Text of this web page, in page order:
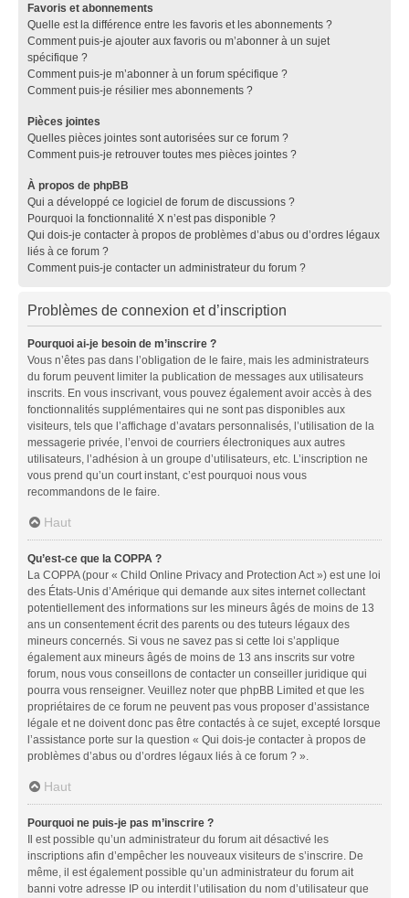
Favoris et abonnements
Quelle est la différence entre les favoris et les abonnements ?
Comment puis-je ajouter aux favoris ou m’abonner à un sujet
spécifique ?
Comment puis-je m’abonner à un forum spécifique ?
Comment puis-je résilier mes abonnements ?
Pièces jointes
Quelles pièces jointes sont autorisées sur ce forum ?
Comment puis-je retrouver toutes mes pièces jointes ?
À propos de phpBB
Qui a développé ce logiciel de forum de discussions ?
Pourquoi la fonctionnalité X n’est pas disponible ?
Qui dois-je contacter à propos de problèmes d’abus ou d’ordres légaux
liés à ce forum ?
Comment puis-je contacter un administrateur du forum ?
Problèmes de connexion et d’inscription
Pourquoi ai-je besoin de m’inscrire ?
Vous n’êtes pas dans l’obligation de le faire, mais les administrateurs
du forum peuvent limiter la publication de messages aux utilisateurs
inscrits. En vous inscrivant, vous pouvez également avoir accès à des
fonctionnalités supplémentaires qui ne sont pas disponibles aux
visiteurs, tels que l’affichage d’avatars personnalisés, l’utilisation de la
messagerie privée, l’envoi de courriers électroniques aux autres
utilisateurs, l’adhésion à un groupe d’utilisateurs, etc. L’inscription ne
vous prend qu’un court instant, c’est pourquoi nous vous
recommandons de le faire.
Haut
Qu’est-ce que la COPPA ?
La COPPA (pour « Child Online Privacy and Protection Act ») est une loi
des États-Unis d’Amérique qui demande aux sites internet collectant
potentiellement des informations sur les mineurs âgés de moins de 13
ans un consentement écrit des parents ou des tuteurs légaux des
mineurs concernés. Si vous ne savez pas si cette loi s’applique
également aux mineurs âgés de moins de 13 ans inscrits sur votre
forum, nous vous conseillons de contacter un conseiller juridique qui
pourra vous renseigner. Veuillez noter que phpBB Limited et que les
propriétaires de ce forum ne peuvent pas vous proposer d’assistance
légale et ne doivent donc pas être contactés à ce sujet, excepté lorsque
l’assistance porte sur la question « Qui dois-je contacter à propos de
problèmes d’abus ou d’ordres légaux liés à ce forum ? ».
Haut
Pourquoi ne puis-je pas m’inscrire ?
Il est possible qu’un administrateur du forum ait désactivé les
inscriptions afin d’empêcher les nouveaux visiteurs de s’inscrire. De
même, il est également possible qu’un administrateur du forum ait
banni votre adresse IP ou interdit l’utilisation du nom d’utilisateur que